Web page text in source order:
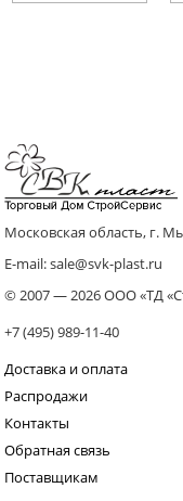
Московская область, г.
E-mail: sale@svk-plast.ru
© 2007 — 2026 ООО «ТД
+7 (495) 989-11-40
Доставка и оплата
Распродажи
Контакты
Обратная связь
Поставщикам